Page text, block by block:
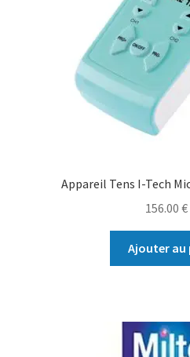
Appareil Tens I-Tech
156.00 €
Ajouter au